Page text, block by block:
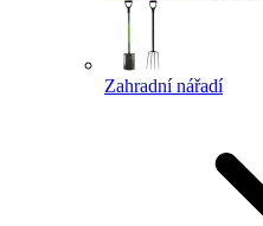
Zahradní nářadí